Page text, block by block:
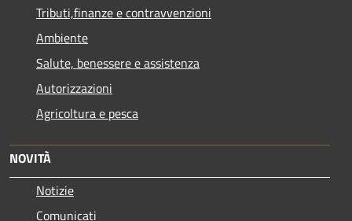
Tributi,finanze e contravvenzioni
Ambiente
Salute, benessere e assistenza
Autorizzazioni
Agricoltura e pesca
NOVITÀ
Notizie
Comunicati